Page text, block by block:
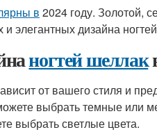
в 2024 году. Золотой,
элегантных дизайна
ногтей шеллак
от вашего стиля и
выбрать темные или
выбрать светлые цвета.